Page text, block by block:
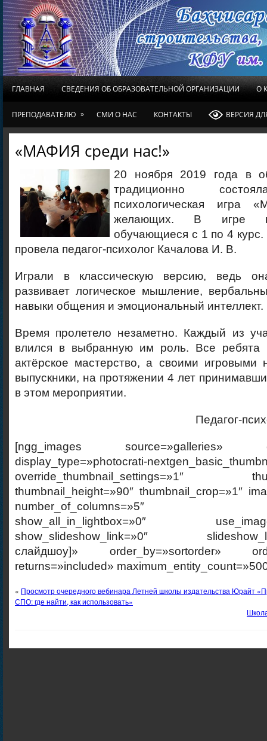
ГЛАВНАЯ СВЕДЕНИЯ ОБ ОБРАЗОВАТЕЛЬНОЙ ОРГАНИЗАЦИИ О
ПРЕПОДАВАТЕЛЮ » СМИ О НАС КОНТАКТЫ ВЕРСИЯ
«МАФИЯ среди нас!»
20 ноября 2019 года в
традиционно
психологическая игра
желающих. В игре
обучающиеся с 1 по 4 курс.
провела педагог-психолог Качалова И. В.
Играли в классическую версию, ведь
развивает логическое мышление,
навыки общения и эмоциональный интеллект.
Время пролетело незаметно. Каждый из
влился в выбранную им роль. Все ребята
актёрское мастерство, а своими игровыми
выпускники, на протяжении 4 лет
в этом мероприятии.
Педагог-
[ngg_images source=»galleries»
display_type=»photocrati-
override_thumbnail_settings=»1″
thumbnail_height=»90″ thumbnail_crop=»1″
number_of_columns=»5″
show_all_in_lightbox=»0″
show_slideshow_link=»0″
слайдшоу]» order_by=»sortorder»
returns=»included»
« Просмотр очередного вебинара Летней школы издательства Юрайт
СПО: где найти, как использовать»